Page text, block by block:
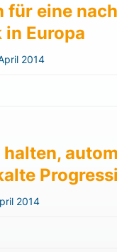
für eine
Europa
2014
2014